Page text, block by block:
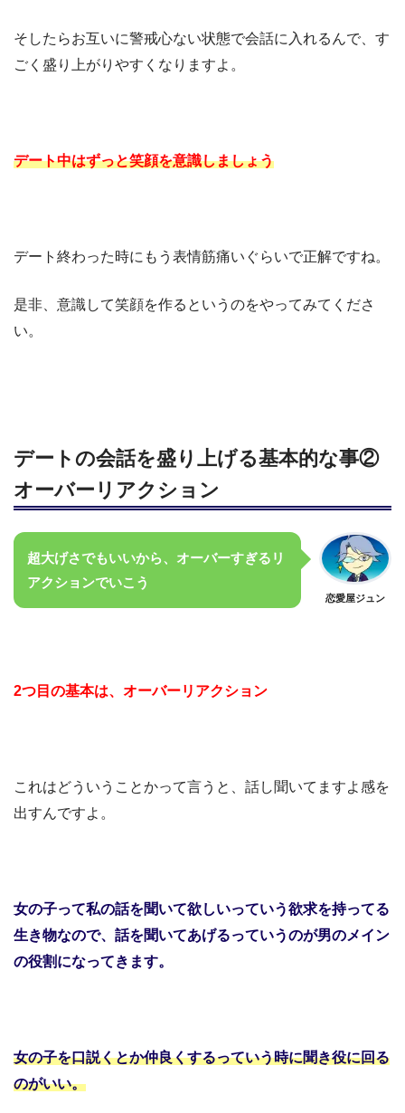
そしたらお互いに警戒心ない状態で会話に入れるんで、す
ごく盛り上がりやすくなりますよ。
デート中はずっと笑顔を意識しましょう
デート終わった時にもう表情筋痛いぐらいで正解ですね。
是非、意識して笑顔を作るというのをやってみてくださ
い。
デートの会話を盛り上げる基本的な事②
オーバーリアクション
超大げさでもいいから、オーバーすぎるリ
アクションでいこう
恋愛屋ジュン
2つ目の基本は、オーバーリアクション
これはどういうことかって言うと、話し聞いてますよ感を
出すんですよ。
女の子って私の話を聞いて欲しいっていう欲求を持ってる
生き物なので、 話を聞いてあげるっていうのが男のメイン
の役割になってきます。
女の子を口説くとか仲良くするっていう時に聞き役に回る
のがいい。